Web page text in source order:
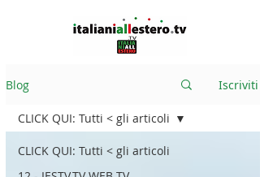
Blog Iscriviti
CLICK QUI: Tutti < gli articoli
CLICK QUI: Tutti < gli articoli